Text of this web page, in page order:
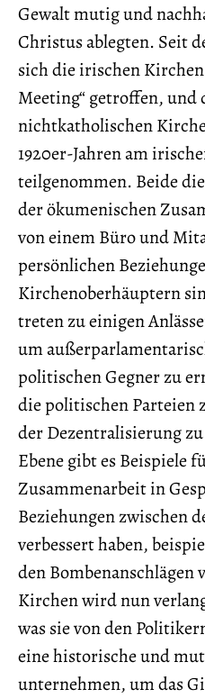
Gewalt mutig und
Christus ablegten. Seit
sich die irischen
Meeting“ getroffen, und
nichtkatholischen
1920er-Jahren am
teilgenommen. Beide
der ökumenischen
von einem Büro und
persönlichen
Kirchenoberhäuptern
treten zu einigen
um
politischen Gegner zu
die politischen Parteien
der Dezentralisierung
Ebene gibt es Beispiele
Zusammenarbeit in
Beziehungen zwischen
verbessert haben,
den Bombenanschlägen
Kirchen wird nun
was sie von den
eine historische und
unternehmen, um das